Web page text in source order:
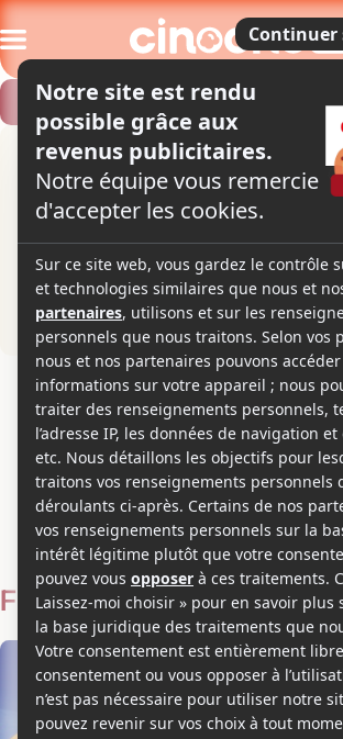
Trouver un horaire
Eric Brevig
Voir les séries et émissions télé de Eric
Filmographie
Réalisateur